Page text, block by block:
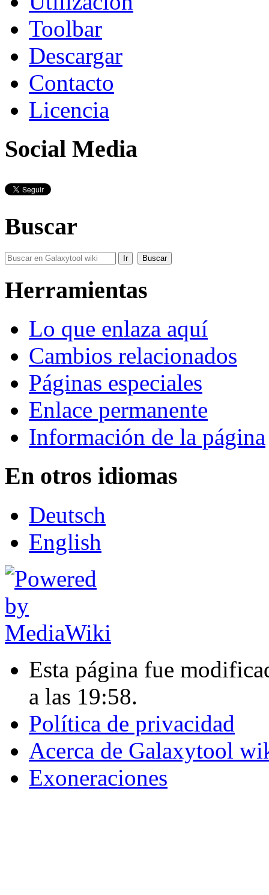
Toolbar
Descargar
Contacto
Licencia
Social Media
Buscar
Herramientas
Lo que enlaza aquí
Cambios relacionados
Páginas especiales
Enlace permanente
Información de la página
En otros idiomas
Deutsch
English
Esta página fue
a las 19:58.
Política de privacidad
Acerca de Galaxytool
Exoneraciones